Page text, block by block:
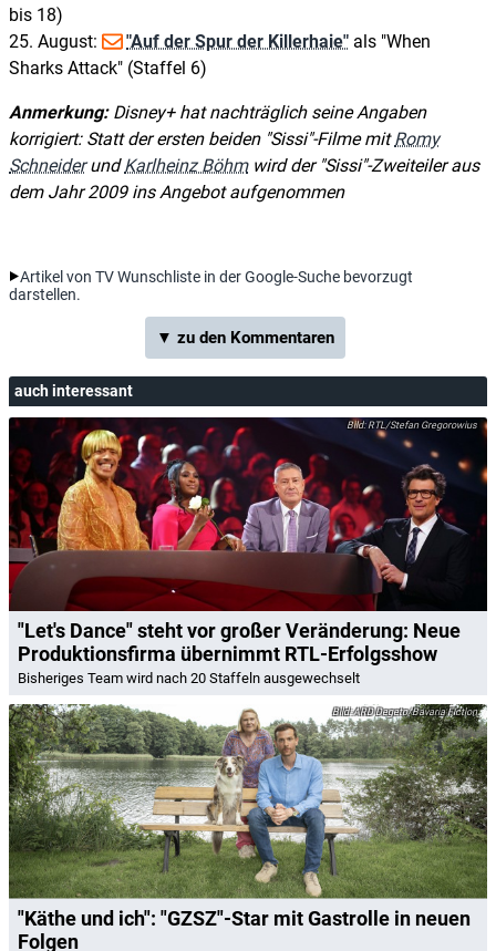
bis 18)
25. August:
"Auf der Spur der Killerhaie" als "When
Sharks Attack" (Staffel 6)
Anmerkung: Disney+ hat nachträglich seine Angaben
korrigiert: Statt der ersten beiden "Sissi"-Filme mitRomy
SchneiderundKarlheinz Böhmwird der "Sissi"-Zweiteiler aus
dem Jahr 2009 ins Angebot aufgenommen
Artikel von TV Wunschliste in der Google-Suche bevorzugt
darstellen.
▼ zu den Kommentaren
auch interessant
RTL/Stefan Gregorowius
"Let's Dance" steht vor großer Veränderung: Neue
Produktionsfirma übernimmt RTL-Erfolgsshow
Bisheriges Team wird nach 20 Staffeln ausgewechselt
ARD Degeto/Bavaria Fiction
"Käthe und ich": "GZSZ"-Star mit Gastrolle in neuen
Folgen